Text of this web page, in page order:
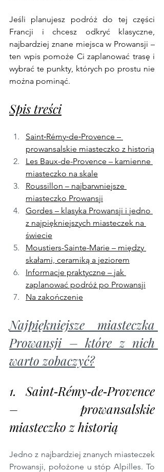
Jeśli planujesz podróż do tej części
Francji i chcesz odkryć klasyczne,
najbardziej znane miejsca w Prowansji –
ten wpis pomoże Ci zaplanować trasę i
wybrać te punkty, których po prostu nie
można pominąć.
Spis treści
Saint‑Rémy‑de‑Provence –
prowansalskie miasteczko z historią
Les Baux-de-Provence – kamienne
miasteczko na skale
Roussillon – najbarwniejsze
miasteczko Prowansji
Gordes – klasyka Prowansji i jedno
z najpiękniejszych miasteczek na
świecie
Moustiers-Sainte-Marie – między
skałami, ceramiką a jeziorem
Informacje praktyczne – jak
zaplanować podróż po Prowansji
Na zakończenie
Najpiękniejsze miasteczka
Prowansji – które z nich
warto zobaczyć?
1. Saint‑Rémy‑de‑Provence
– prowansalskie
miasteczko z historią
Jedno z najbardziej znanych miasteczek
Prowansji, położone u stóp Alpilles. To